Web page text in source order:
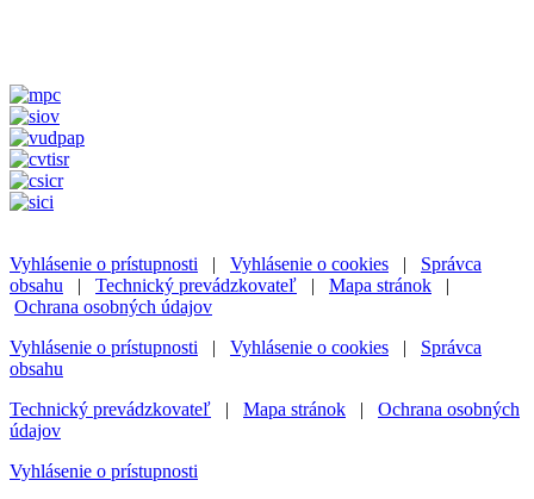
Vyhlásenie o prístupnosti | Vyhlásenie o cookies | Správca
obsahu | Technický prevádzkovateľ | Mapa stránok |
Ochrana osobných údajov
Vyhlásenie o prístupnosti | Vyhlásenie o cookies | Správca
obsahu
Technický prevádzkovateľ | Mapa stránok | Ochrana osobných
údajov
Vyhlásenie o prístupnosti